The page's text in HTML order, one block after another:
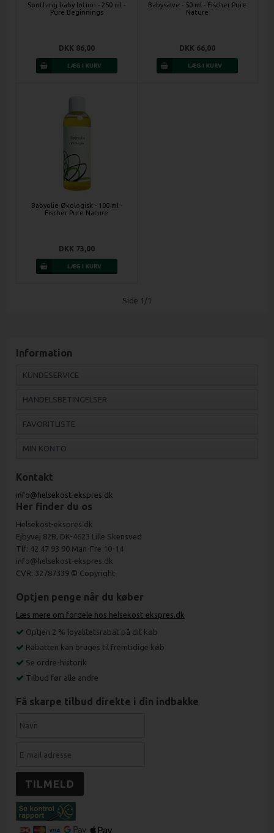
Soothing baby lotion - 250 ml -
Pure Beginnings
DKK 86,00
Babysalve - 50 ml - Fischer Pure
Nature
DKK 66,00
Babyolie Økologisk - 100 ml -
Fischer Pure Nature
DKK 73,00
Side 1/1
Information
KUNDESERVICE
HANDELSBETINGELSER
FAVORITLISTE
MIN KONTO
Kontakt
info@helsekost-ekspres.dk
Her finder du os
Helsekost-ekspres.dk
Ejbyvej 82B, DK-4623 Lille Skensved
Tlf: 42 47 93 90 Man-Fre 10-14
info@helsekost-ekspres.dk
CVR: 32787339 © Copyright
Optjen penge når du køber
Læs mere om fordele hos helsekost-ekspres.dk
Optjen 2 % loyalitetsrabat på dit køb
Rabatten kan bruges til fremtidige køb
Se ordre-historik
Tilbud før alle andre
Få skarpe tilbud direkte i din indbakke